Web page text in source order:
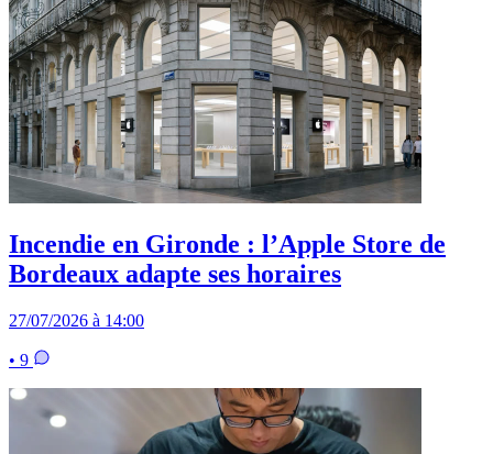
Incendie en Gironde : l’Apple Store de
Bordeaux adapte ses horaires
27/07/2026 à 14:00
• 9